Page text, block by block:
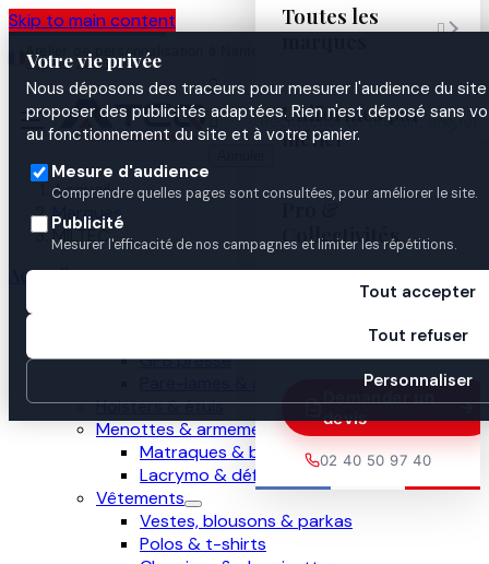
Skip to main content
Votre vie privée
Nous déposons des traceurs pour mesurer l'audience du
proposer des publicités adaptées. Rien n'est déposé sans
au fonctionnement du site et à votre panier.
Mesure d'audience
Comprendre quelles pages sont consultées, pour améliorer le site.
Publicité
Mesurer l'efficacité de nos campagnes et limiter les répétitions.
Tout accepter
Tout refuser
Personnaliser
Atelier de personnalisation à Nantes
depuis 2003


Toutes les
marques

Uniformes par
métier
Pro &
Collectivités
Demander un
devis
02 40 50 97 40
Accueil
Marques
MILTEC
Accueil
GPB presse
Holsters & étuis
Menottes & armement
Matraques & bâtons
Lacrymo & défense
Vêtements
Vestes, blousons & parkas
Polos & t-shirts